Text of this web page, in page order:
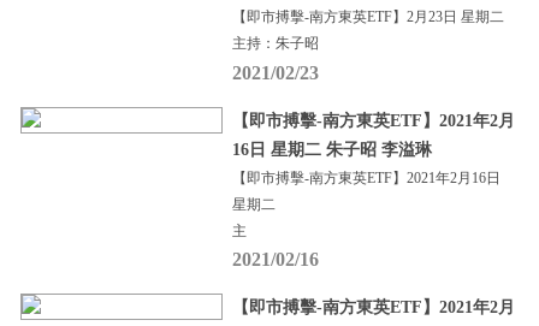
【即市搏擊-南方東英ETF】2月23日 星期二
主持：朱子昭
2021/02/23
【即市搏擊-南方東英ETF】2021年2月
16日 星期二 朱子昭 李溢琳
【即市搏擊-南方東英ETF】2021年2月16日
星期二
主
2021/02/16
【即市搏擊-南方東英ETF】2021年2月